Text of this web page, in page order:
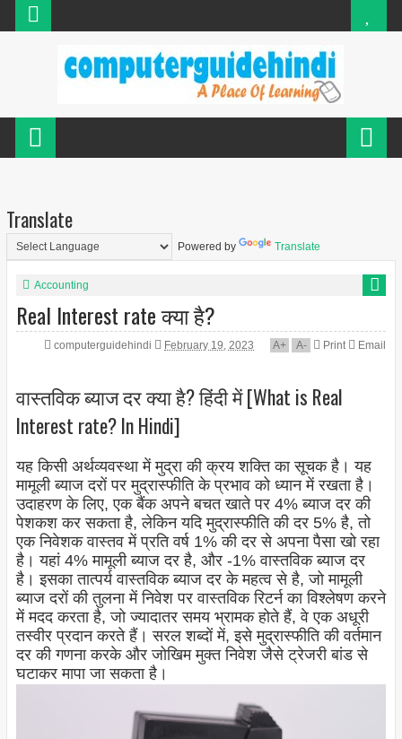
Translate
Powered by Translate
Accounting
Real Interest rate क्या है?
computerguidehindi February 19, 2023 A+ A- Print Email
वास्तविक ब्याज दर क्या है? हिंदी में [What is Real
Interest rate? In Hindi]
यह किसी अर्थव्यवस्था में मुद्रा की क्रय शक्ति का सूचक है। यह
मामूली ब्याज दरों पर मुद्रास्फीति के प्रभाव को ध्यान में रखता है।
उदाहरण के लिए, एक बैंक अपने बचत खाते पर 4% ब्याज दर की
पेशकश कर सकता है, लेकिन यदि मुद्रास्फीति की दर 5% है, तो
एक निवेशक वास्तव में प्रति वर्ष 1% की दर से अपना पैसा खो रहा
है। यहां 4% मामूली ब्याज दर है, और -1% वास्तविक ब्याज दर
है। इसका तात्पर्य वास्तविक ब्याज दर के महत्व से है, जो मामूली
ब्याज दरों की तुलना में निवेश पर वास्तविक रिटर्न का विश्लेषण करने
में मदद करता है, जो ज्यादातर समय भ्रामक होते हैं, वे एक अधूरी
तस्वीर प्रदान करते हैं। सरल शब्दों में, इसे मुद्रास्फीति की वर्तमान
दर की गणना करके और जोखिम मुक्त निवेश जैसे ट्रेजरी बांड से
घटाकर मापा जा सकता है।